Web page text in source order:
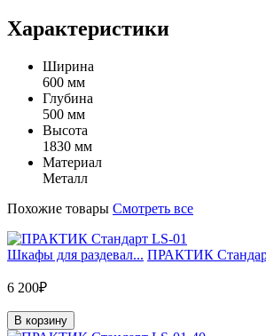
Характеристики
Ширина
600 мм
Глубина
500 мм
Высота
1830 мм
Материал
Металл
Похожие товары Смотреть все
Шкафы для раздевал... ПРАКТИК
6 200₽
В корзину